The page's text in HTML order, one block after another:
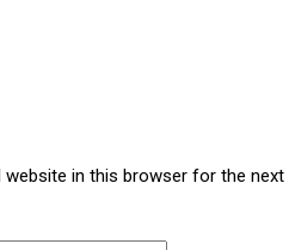
website in this browser for the next